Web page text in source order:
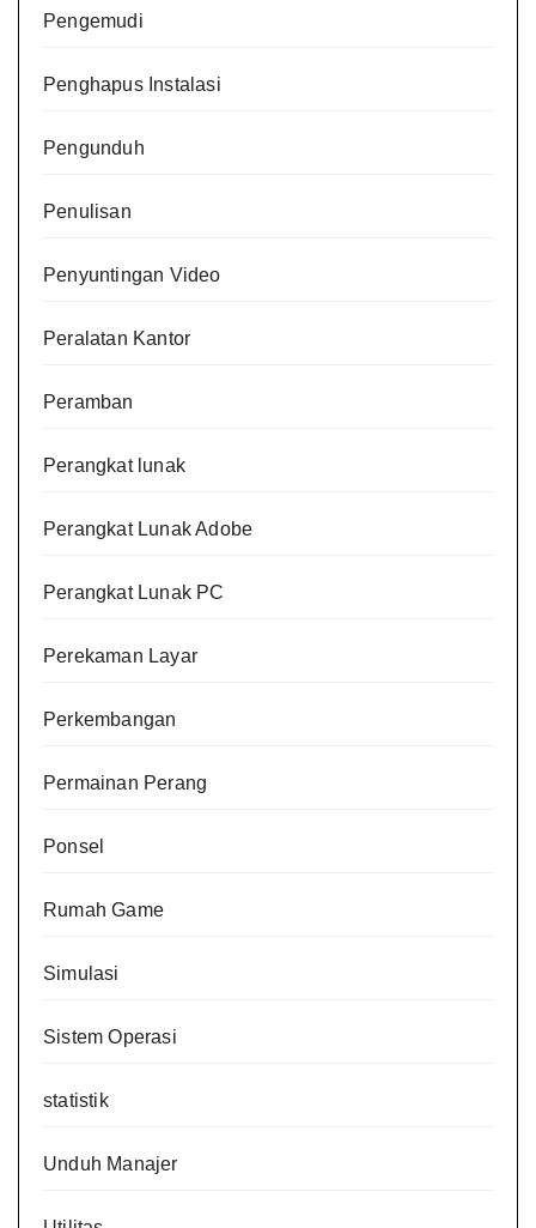
Pengemudi
Penghapus Instalasi
Pengunduh
Penulisan
Penyuntingan Video
Peralatan Kantor
Peramban
Perangkat lunak
Perangkat Lunak Adobe
Perangkat Lunak PC
Perekaman Layar
Perkembangan
Permainan Perang
Ponsel
Rumah Game
Simulasi
Sistem Operasi
statistik
Unduh Manajer